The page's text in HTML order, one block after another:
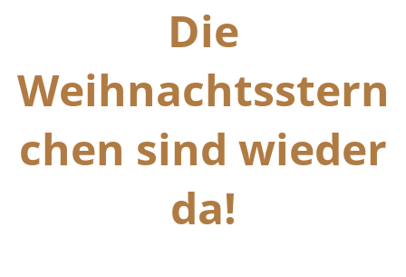
Die
Weihnachtsstern
chen sind wieder
da!